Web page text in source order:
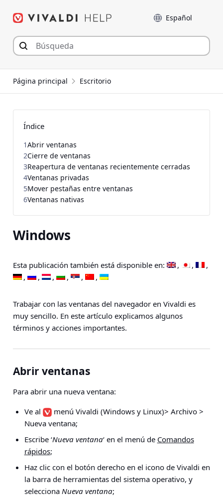
Language
Página principal Escritorio
Windows
Esta publicación también está disponible en:
Trabajar con las ventanas del navegador en Vivaldi es
muy sencillo. En este artículo explicamos algunos
términos y acciones importantes.
Abrir ventanas
Para abrir una nueva ventana:
Ve al
menú Vivaldi (Windows y Linux)> Archivo >
Nueva ventana;
Escribe ‘Nueva ventana‘ en el menú de Comandos
rápidos;
Haz clic con el botón derecho en el icono de Vivaldi en
la barra de herramientas del sistema operativo, y
selecciona Nueva ventana;
Índice
1Abrir ventanas
2Cierre de ventanas
3Reapertura de ventanas recientemente cerradas
4Ventanas privadas
5Mover pestañas entre ventanas
6Ventanas nativas